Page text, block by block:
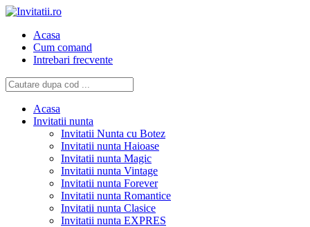
Acasa
Cum comand
Intrebari frecvente
Acasa
Invitatii nunta
Invitatii Nunta cu Botez
Invitatii nunta Haioase
Invitatii nunta Magic
Invitatii nunta Vintage
Invitatii nunta Forever
Invitatii nunta Romantice
Invitatii nunta Clasice
Invitatii nunta EXPRES